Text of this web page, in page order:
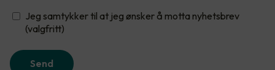
Jeg samtykker til at jeg ønsker å motta nyhetsbrev
(valgfritt)
Send